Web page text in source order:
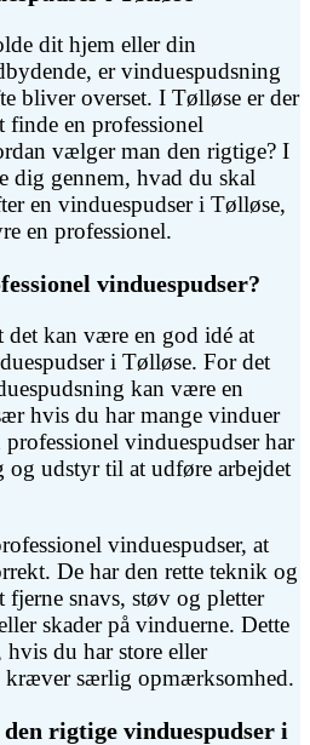
dit hjem eller din
er vinduespudsning
bliver overset. I Tølløse er der
finde en professionel
vælger man den rigtige? I
dig gennem, hvad du skal
en vinduespudser i Tølløse,
en professionel.
vinduespudser?
det kan være en god idé at
i Tølløse. For det
kan være en
hvis du har mange vinduer
vinduespudser har
og udstyr til at udføre arbejdet
vinduespudser, at
De har den rette teknik og
snavs, støv og pletter
skader på vinduerne. Dette
du har store eller
kræver særlig opmærksomhed.
rigtige vinduespudser i